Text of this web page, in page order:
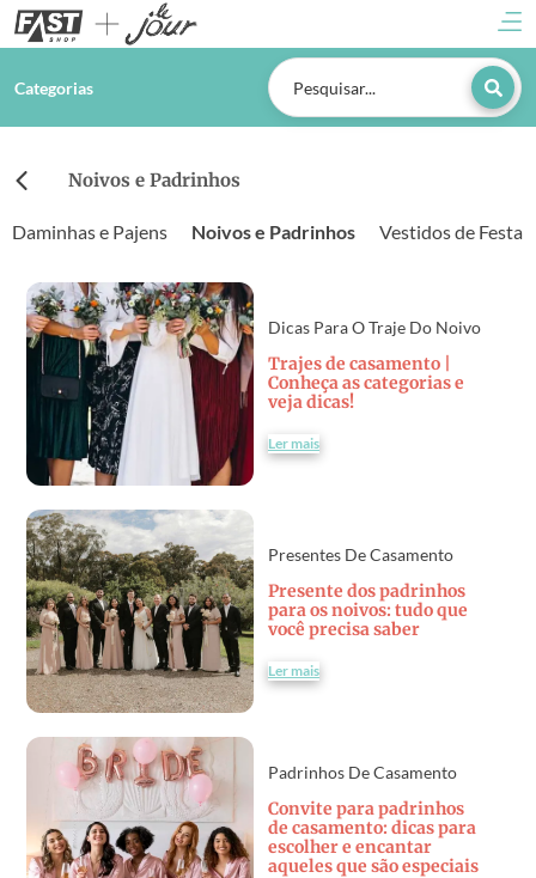
Categorias
Noivos e Padrinhos
Daminhas e Pajens Noivos e Padrinhos Vestidos de Festa
Dicas Para O Traje Do Noivo
Trajes de casamento |
Conheça as categorias e
veja dicas!
Ler mais
Presentes De Casamento
Presente dos padrinhos
para os noivos: tudo que
você precisa saber
Ler mais
Padrinhos De Casamento
Convite para padrinhos
de casamento: dicas para
escolher e encantar
aqueles que são especiais